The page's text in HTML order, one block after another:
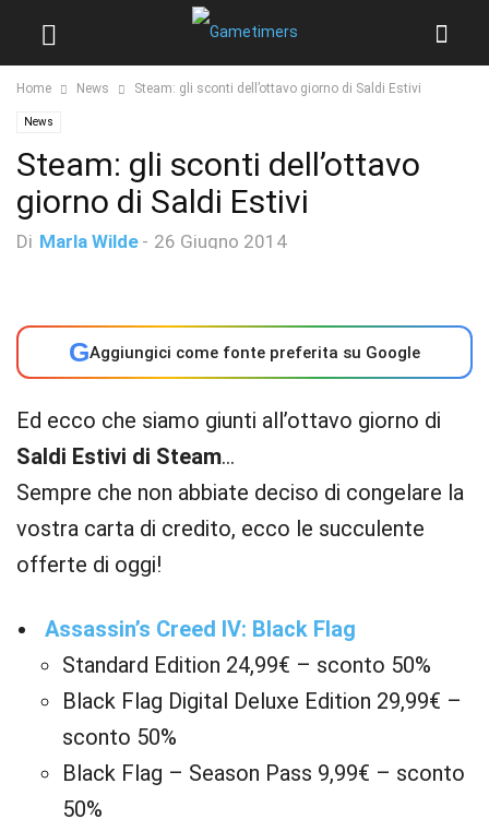
Home News Steam: gli sconti dell’ottavo giorno di Saldi Estivi
News
Steam: gli sconti dell’ottavo
giorno di Saldi Estivi
Di Marla Wilde - 26 Giugno 2014
GAggiungici come fonte preferita su Google
Ed ecco che siamo giunti all’ottavo giorno di
Saldi Estivi di Steam…
Sempre che non abbiate deciso di congelare la
vostra carta di credito, ecco le succulente
offerte di oggi!
Assassin’s Creed IV: Black Flag
Standard Edition 24,99€ – sconto 50%
Black Flag Digital Deluxe Edition 29,99€ –
sconto 50%
Black Flag – Season Pass 9,99€ – sconto
50%